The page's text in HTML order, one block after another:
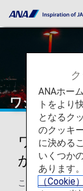
ワシントン
ワシント
からの発
このページでは
ANAホー
トをより
となるク
のクッキ
に決める
いくつか
あります
（Cookie